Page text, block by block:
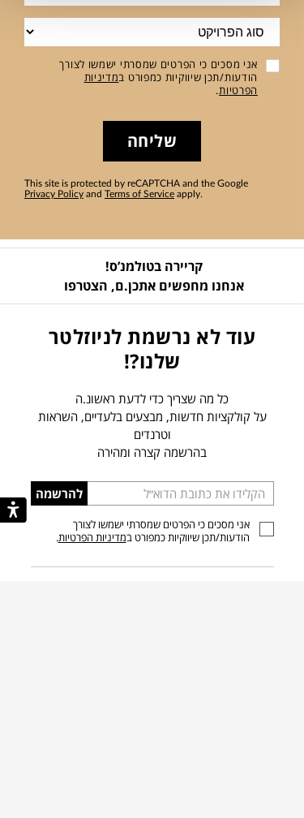
סוג
הפרויקט
אני מסכים כי הפרטים שמסרתי ישמשו לצורך
הודעות/תכן שיווקיות כמפורט במדיניות
הפרטיות.
שליחה
This site is protected by reCAPTCHA and the Google
Privacy Policyand Terms of Serviceapply.
קריירה בטולמנ’ס!
אנחנו מחפשים אתכן.ם, הצטרפו
עוד לא נרשמת לניוזלטר
שלנו?!
כל מה שצריך כדי לדעת ראשונ.ה
על קולקציות חדשות, מבצעים בלעדיים, השראות
וטרנדים
בהרשמה קצרה ומהירה
הכניסו
כתובת
דוא”ל
להרשמה
אני מסכים כי הפרטים שמסרתי ישמשו לצורך
הודעות/תכן שיווקיות כמפורט במדיניות הפרטיות.